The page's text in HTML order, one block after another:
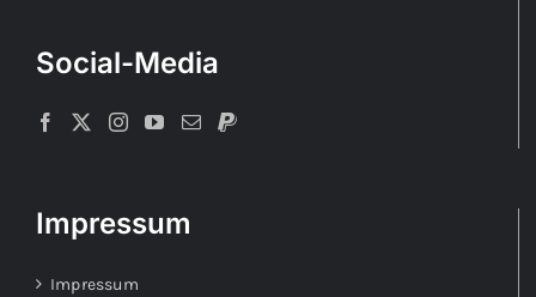
Social-Media
Impressum
Impressum